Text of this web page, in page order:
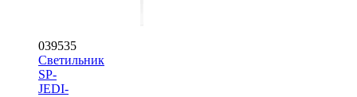
039535
Светильник
SP-
JEDI-